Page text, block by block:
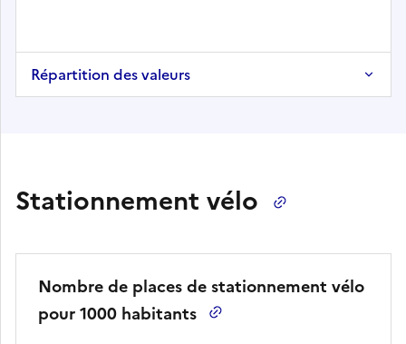
Répartition des valeurs
Stationnement vélo
Nombre de places de stationnement vélo
pour 1000 habitants